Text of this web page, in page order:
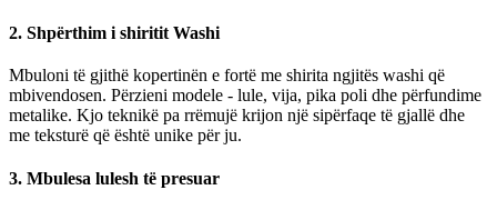
2. Shpërthim i shiritit Washi
Mbuloni të gjithë kopertinën e fortë me shirita ngjitës washi që
mbivendosen. Përzieni modele - lule, vija, pika poli dhe përfundime
metalike. Kjo teknikë pa rrëmujë krijon një sipërfaqe të gjallë dhe
me teksturë që është unike për ju.
3. Mbulesa lulesh të presuar